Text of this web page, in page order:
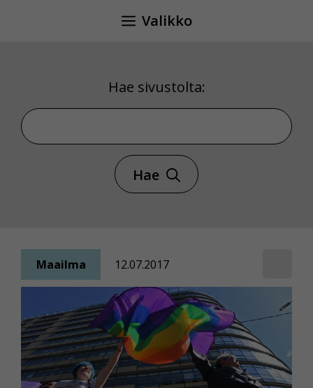
Valikko
Hae sivustolta:
Hae sivustolta
Hae
Maailma 12.07.2017